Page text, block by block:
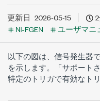
更新日 2026-05-15
NI-FGEN
ユーザマニ
以下の図は、信号発生器
を示します。「サポート
特定のトリガで有効なト